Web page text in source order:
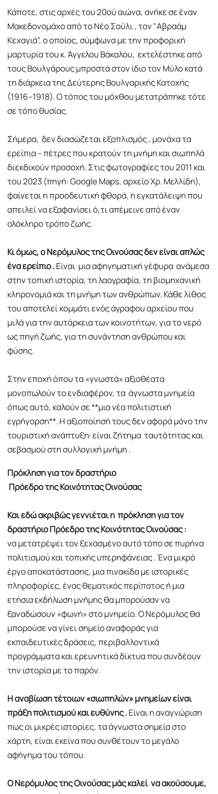
Κάποτε, στις αρχές του 20ού αιώνα, ανήκε σε έναν
Μακεδονομάχο από το Νέο Σούλι , τον "Αβραάμ
Κεχαγιά", ο οποίος, σύμφωνα με την προφορική
μαρτυρία του κ. Άγγελου Βάκαλου, εκτελέστηκε από
τους Βουλγάρους μπροστά στον ίδιο τον Μύλο κατά
τη διάρκεια της Δεύτερης Βουλγαρικής Κατοχής
(1916–1918). Ο τόπος του μόχθου μετατράπηκε τότε
σε τόπο θυσίας.
Σήμερα, δεν διασώζεται εξοπλισμός , μονάχα τα
ερείπια – πέτρες που κρατούν τη μνήμη και σιωπηλά
διεκδικούν προσοχή. Στις φωτογραφίες του 2011 και
του 2023 (πηγή: Google Maps, αρχείο Χρ. Μελλίδη),
φαίνεται η προοδευτική φθορά, η εγκατάλειψη που
απειλεί να εξαφανίσει ό,τι απέμεινε από έναν
ολόκληρο τρόπο ζωής.
Κι όμως, ο Νερόμυλος της Οινούσας δεν είναι απλώς
ένα ερείπιο .Είναι μια αφηγηματική γέφυρα ανάμεσα
στην τοπική ιστορία, τη λαογραφία, τη βιομηχανική
κληρονομιά και τη μνήμη των ανθρώπων. Κάθε λίθος
του αποτελεί κομμάτι ενός άγραφου αρχείου που
μιλά για την αυτάρκεια των κοινοτήτων, για το νερό
ως πηγή ζωής, για τη συνάντηση ανθρώπου και
φύσης.
Στην εποχή όπου τα «γνωστά» αξιοθέατα
μονοπωλούν το ενδιαφέρον, τα άγνωστα μνημεία
όπως αυτό, καλούν σε **μια νέα πολιτιστική
εγρήγορση**. Η αξιοποίησή τους δεν αφορά μόνο την
τουριστική ανάπτυξη· είναι ζήτημα ταυτότητας και
σεβασμού στη συλλογική μνήμη .
Πρόκληση για τον δραστήριο
Πρόεδρο της Κοινότητας Οινούσας
Και εδώ ακριβώς γεννιέται η πρόκληση για τον
δραστήριο Πρόεδρο της Κοινότητας Οινούσας :
να μετατρέψει τον ξεχασμένο αυτό τόπο σε πυρήνα
πολιτισμού και τοπικής υπερηφάνειας . Ένα μικρό
έργο αποκατάστασης, μια πινακίδα με ιστορικές
πληροφορίες, ένας θεματικός περίπατος ή μια
ετήσια εκδήλωση μνήμης θα μπορούσαν να
ξαναδώσουν «φωνή» στο μνημείο. Ο Νερόμυλος θα
μπορούσε να γίνει σημείο αναφοράς για
εκπαιδευτικές δράσεις, περιβαλλοντικά
προγράμματα και ερευνητικά δίκτυα που συνδέουν
την ιστορία με το παρόν.
Η αναβίωση τέτοιων «σιωπηλών» μνημείων είναι
πράξη πολιτισμού και ευθύνης .Είναι η αναγνώριση
πως οι μικρές ιστορίες, τα άγνωστα σημεία στο
χάρτη, είναι εκείνα που συνθέτουν το μεγάλο
αφήγημα του τόπου.
Ο Νερόμυλος της Οινούσας μάς καλεί να ακούσουμε,